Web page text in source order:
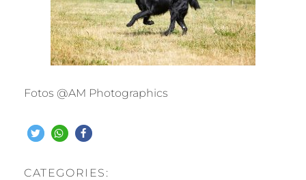
Fotos @AM Photographics
CATEGORIES: